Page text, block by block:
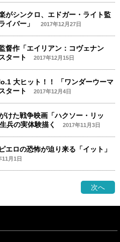
がシンクロ、エドガー・ライト監
イバー」
2017年12月27日
督作「エイリアン：コヴェナン
タート
2017年12月15日
大ヒット！！ 「ワンダーウーマ
タート
2017年12月4日
けた戦争映画「ハクソー・リッ
兵の実体験描く
2017年11月3日
エロの恐怖が迫り来る「イット」
11月1日
次へ